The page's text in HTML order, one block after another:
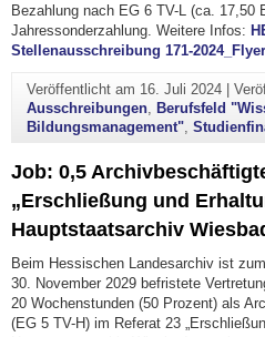
Bezahlung nach EG 6 TV-L (ca. 17,50
Jahressonderzahlung. Weitere Infos:
Stellenausschreibung 171-2024_Flyer
Veröffentlicht am 16. Juli 2024|
Ausschreibungen,
Berufsfeld
Bildungsmanagement",
Job: 0,5
„Erschließung und
Hauptstaatsarchiv
Beim Hessischen Landesarchiv ist
30. November 2029 befristete
20 Wochenstunden (50 Prozent) als
(EG 5 TV-H) im Referat 23